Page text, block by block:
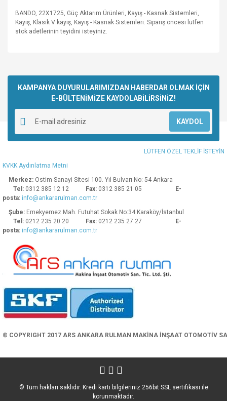
BANDO, 22X1725, Güç Aktarım Ürünleri, Kayış - Kasnak Sistemleri,
Kayış, Klasik V kayış, Kayış - Kasnak Sistemleri. Sipariş öncesi lütfen
stok adetlerinin teyidini isteyiniz.
Yorum Yaz
kullanarak tarafımıza iletebilirsiniz.
Görüş ve önerileriniz için teşekkür ederiz.
Ürün resmi kalitesiz, bozuk veya görüntülenemiyor.
Ürün açıklamasında eksik bilgiler bulunuyor.
Ürün bilgilerinde hatalar bulunuyor.
Ürün fiyatı diğer sitelerden daha pahalı.
Bu ürüne benzer farklı alternatifler olmalı.
KAMPANYA DUYURULARIMIZDAN HABERDAR OLMAK İÇİN
E-BÜLTENİMİZE KAYDOLABİLİRSİNİZ!
KAYDOL
LÜTFEN ÖZEL TEKLİF İSTEYİN
KVKK Aydınlatma Metni
Merkez: Ostim Sanayi Sitesi 100. Yıl Bulvarı No: 54 Ankara
Tel: 0312 385 12 12 Fax: 0312 385 21 05
E-
posta: info@ankararulman.com.tr
Şube: Emekyemez Mah. Futuhat Sokak No:34 Karaköy/İstanbul
Tel: 0212 235 20 20 Fax: 0212 235 27 27
E-
posta: info@ankararulman.com.tr
© COPYRIGHT 2017 ARS ANKARA RULMAN MAKİNA İNŞAAT OTOMOTİV
© Tüm hakları saklıdır. Kredi kartı bilgileriniz 256bit SSL sertifikası ile
korunmaktadır.